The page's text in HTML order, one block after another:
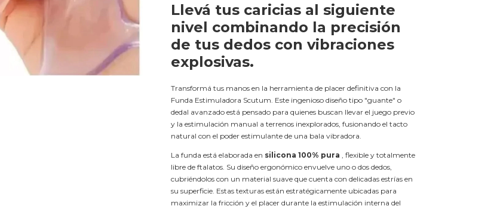
Llevá tus caricias al siguiente
nivel combinando la precisión
de tus dedos con vibraciones
explosivas.
Transformá tus manos en la herramienta de placer definitiva con la
Funda Estimuladora Scutum. Este ingenioso diseño tipo "guante" o
dedal avanzado está pensado para quienes buscan llevar el juego previo
y la estimulación manual a terrenos inexplorados, fusionando el tacto
natural con el poder estimulante de una bala vibradora.
La funda está elaborada en silicona 100% pura , flexible y totalmente
libre de ftalatos. Su diseño ergonómico envuelve uno o dos dedos,
cubriéndolos con un material suave que cuenta con delicadas estrías en
su superficie. Estas texturas están estratégicamente ubicadas para
maximizar la fricción y el placer durante la estimulación interna del